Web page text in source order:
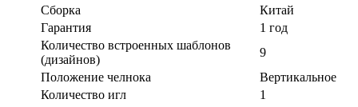
Сборка
Китай
Гарантия
1 год
Количество встроенных шаблонов
(дизайнов)
9
Положение челнока
Вертикальное
Количество игл
1